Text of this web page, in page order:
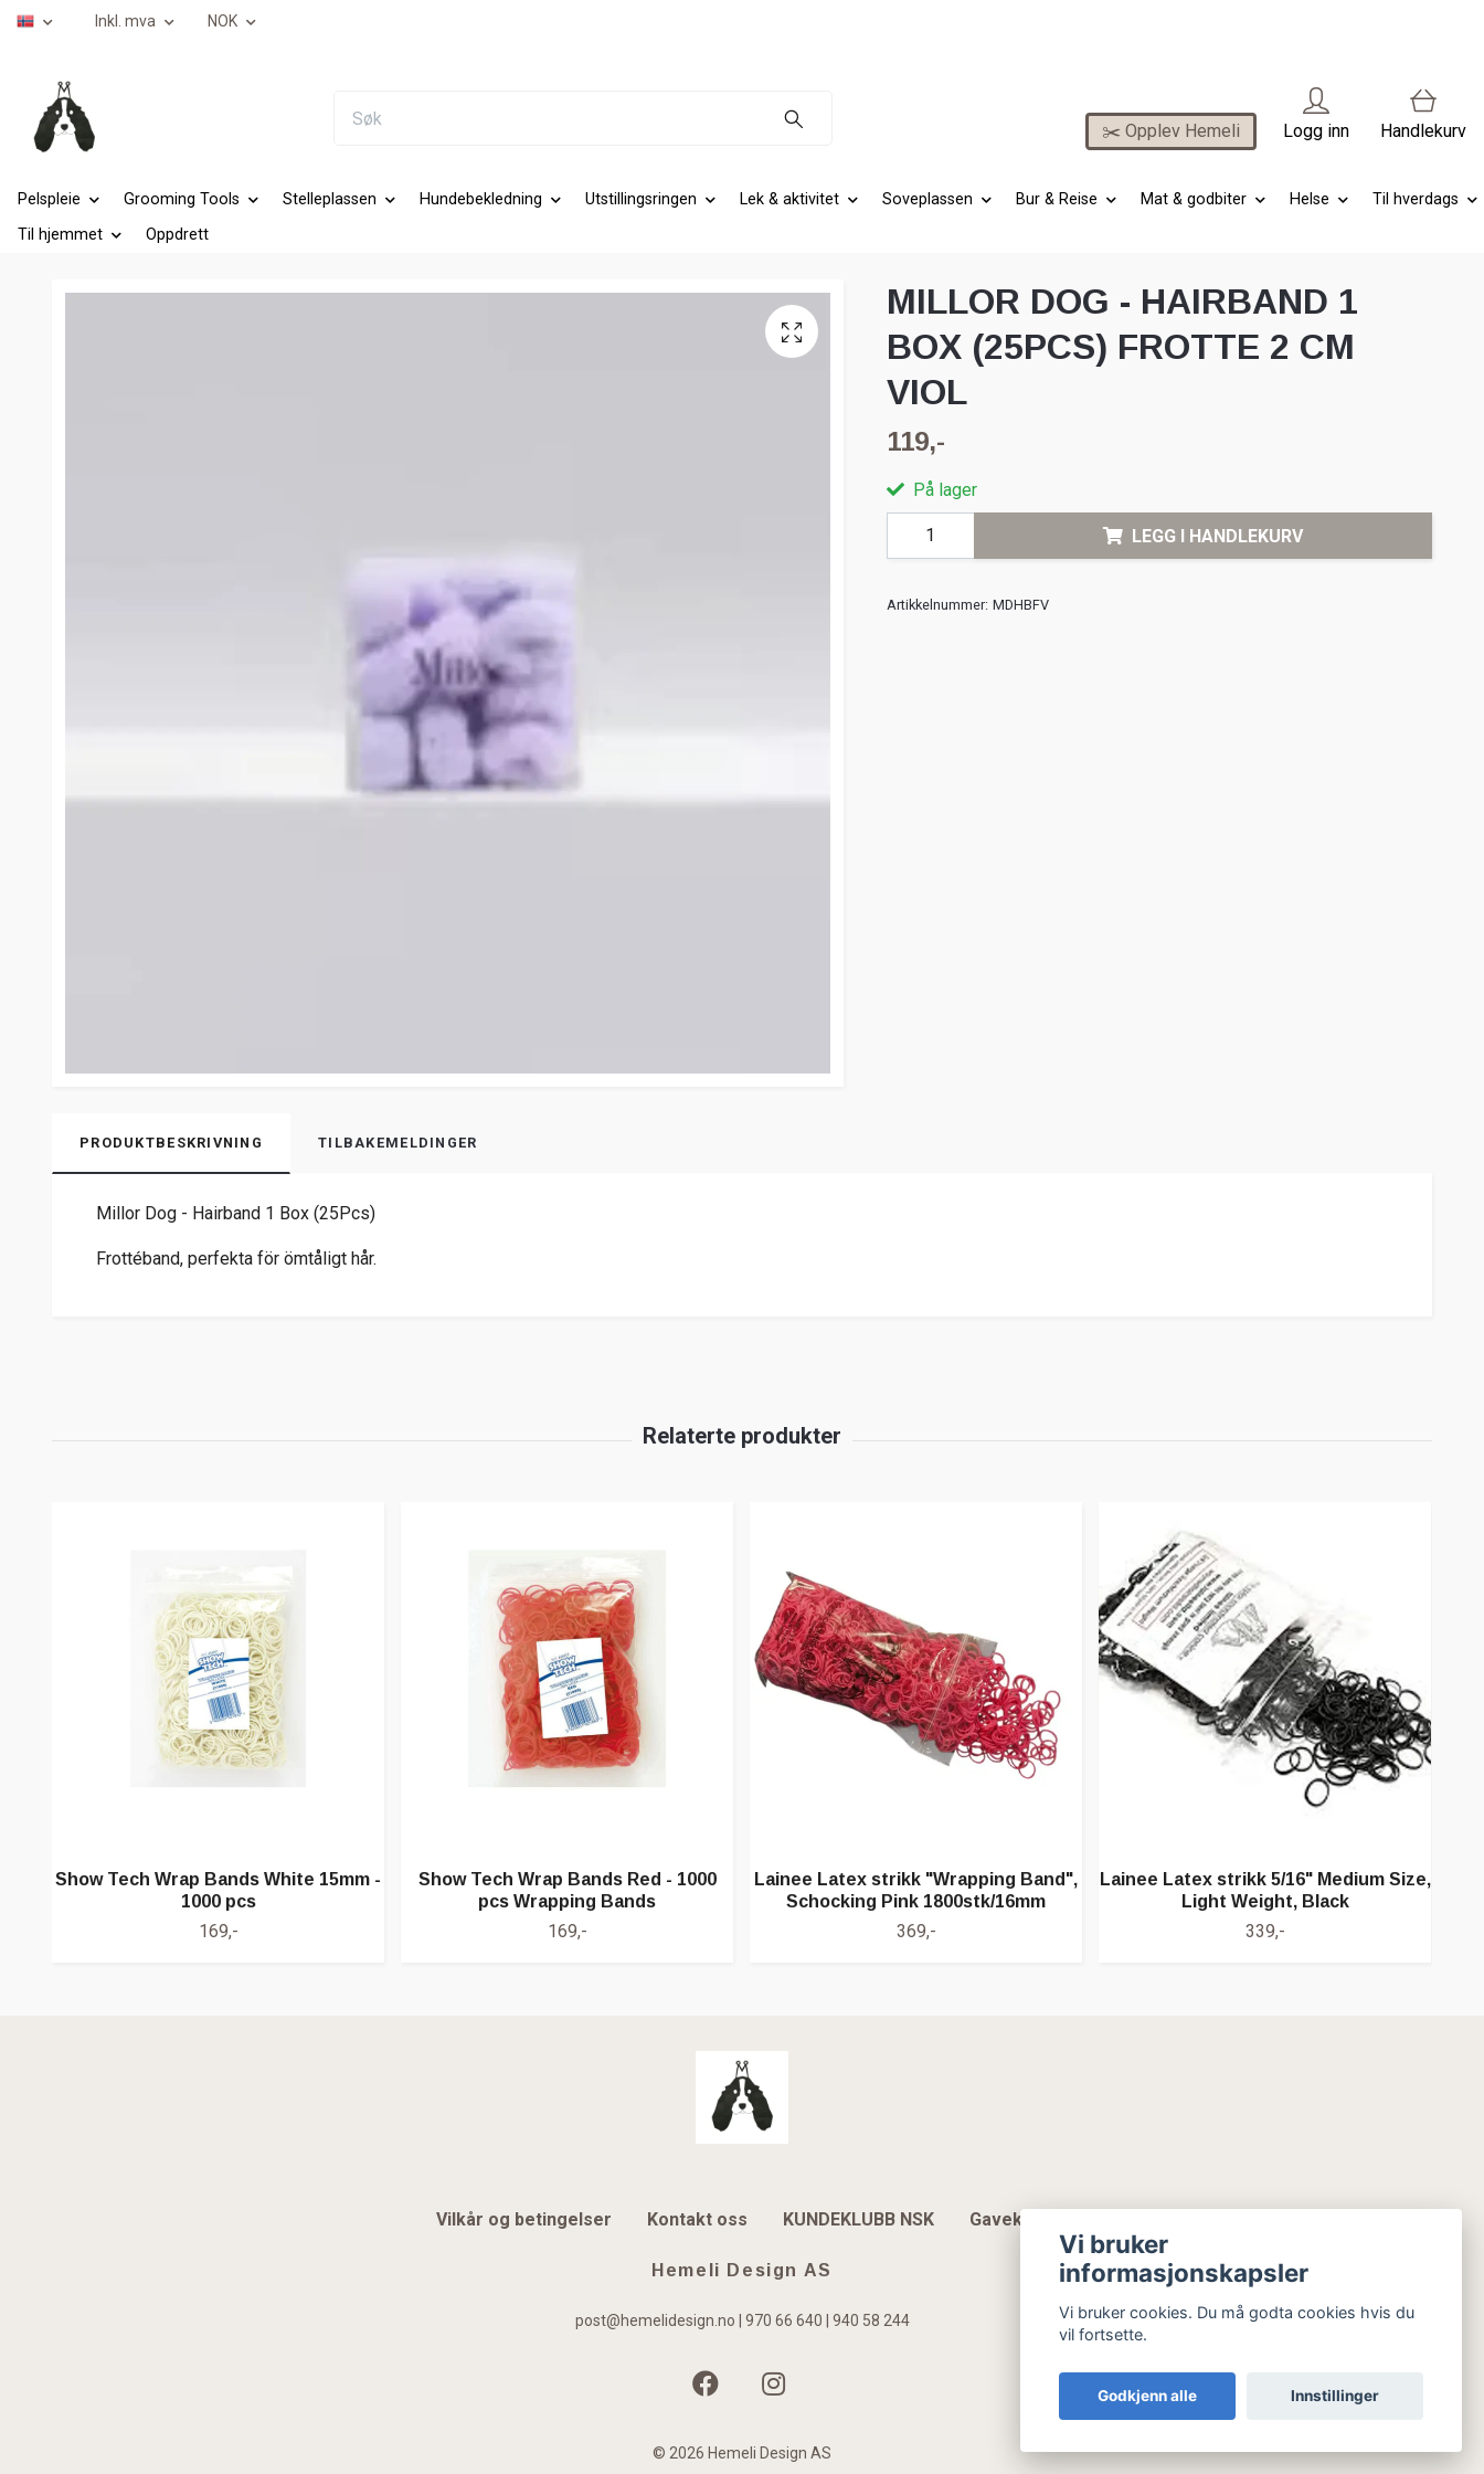
Inkl. mva NOK
✂️ Opplev Hemeli Logg inn Handlekurv
Pelspleie Grooming Tools Stelleplassen Hundebekledning Utstillingsringen Lek & aktivitet Soveplassen Bur & Reise Mat & godbiter Helse
Til hverdags
Til hjemmet
Oppdrett
MILLOR DOG - HAIRBAND 1
BOX (25PCS) FROTTE 2 CM
VIOL
119,-
På lager
LEGG I HANDLEKURV
Artikkelnummer: MDHBFV
PRODUKTBESKRIVNING TILBAKEMELDINGER
Millor Dog - Hairband 1 Box (25Pcs)
Frottéband, perfekta för ömtåligt hår.
Show Tech Wrap Bands White 15mm -
1000 pcs
169,-
Show Tech Wrap Bands Red - 1000
pcs Wrapping Bands
169,-
Lainee Latex strikk "Wrapping Band",
Schocking Pink 1800stk/16mm
369,-
Lainee Latex strikk 5/16" Medium Size,
Light Weight, Black
339,-
Vilkår og betingelser Kontakt oss KUNDEKLUBB NSK Gavekort
Hemeli Design AS
post@hemelidesign.no | 970 66 640 | 940 58 244
© 2026 Hemeli Design AS
Vi bruker
informasjonskapsler
Vi bruker cookies. Du må godta cookies hvis du
vil fortsette.
Godkjenn alle Innstillinger